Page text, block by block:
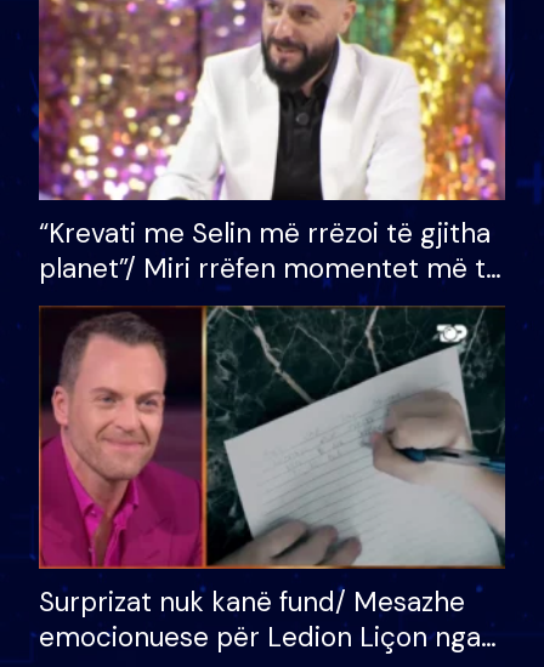
“Krevati me Selin më rrëzoi të gjitha
planet”/ Miri rrëfen momentet më të
bukura në shtëpinë e BB VIP: Do më
mungojë zilja e mëngjesit kur…
Surprizat nuk kanë fund/ Mesazhe
emocionuese për Ledion Liçon nga